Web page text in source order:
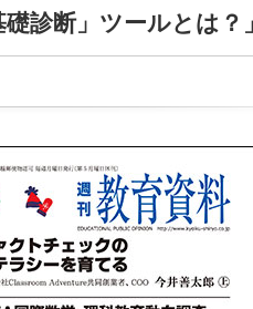
診断」ツールとは？